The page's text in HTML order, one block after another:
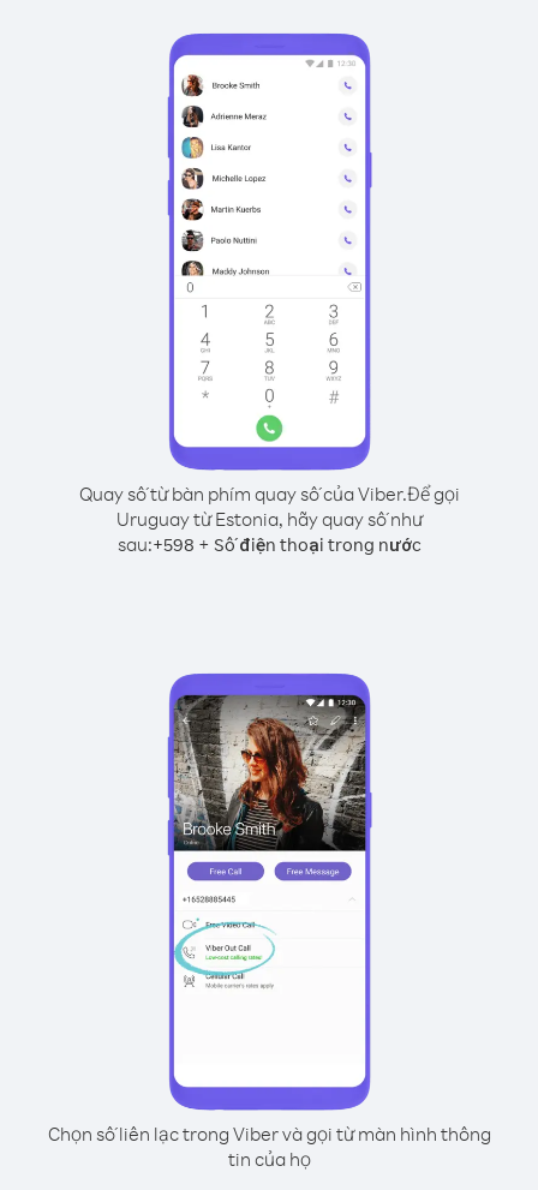
Quay số từ bàn phím quay số của Viber.Để gọi
Uruguay từ Estonia, hãy quay số như
sau:+598 + Số điện thoại trong nước
Chọn số liên lạc trong Viber và gọi từ màn hình thông
tin của họ